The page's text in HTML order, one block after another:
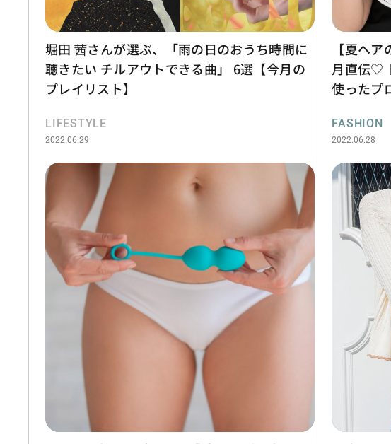
堀田 茜さんが選ぶ、「雨の日のおうち時間に
聴きたい チルアウトできる曲」 6選【今月の
プレイリスト】
【夏ヘ
月直伝♡
使ったプ
LIFESTYLE
2022.06.29
FASHION
2022.06.28